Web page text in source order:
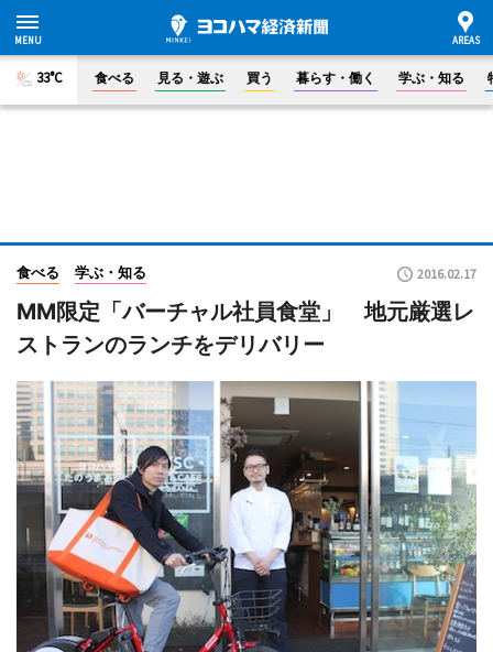
33°C 食べる 見る・遊ぶ 買う 暮らす・働く 学ぶ・知る
食べる 学ぶ・知る 2016.02.17
MM限定「バーチャル社員食堂」 地元厳選レ
ストランのランチをデリバリー